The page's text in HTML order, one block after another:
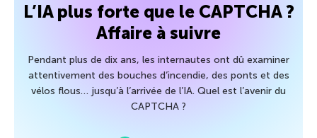
L’IA plus forte que le CAPTCHA ?
Affaire à suivre
Pendant plus de dix ans, les internautes ont dû examiner
attentivement des bouches d’incendie, des ponts et des
vélos flous… jusqu’à l’arrivée de l’IA. Quel est l’avenir du
CAPTCHA ?